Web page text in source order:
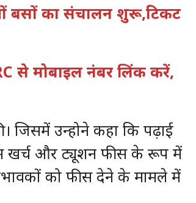
बसों का संचालन शुरू,टिकट
से मोबाइल नंबर लिंक करें,
जिसमें उन्होने कहा कि पढ़ाई
खर्च और ट्यूशन फीस के रूप में
को फीस देने के मामले में